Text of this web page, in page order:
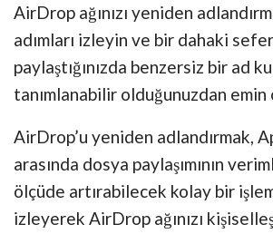
AirDrop ağınızı yeniden
adımları izleyin ve bir dahaki
paylaştığınızda benzersiz bir ad
tanımlanabilir olduğunuzdan emin
AirDrop’u yeniden adlandırmak,
arasında dosya paylaşımının
ölçüde artırabilecek kolay bir
izleyerek AirDrop ağınızı